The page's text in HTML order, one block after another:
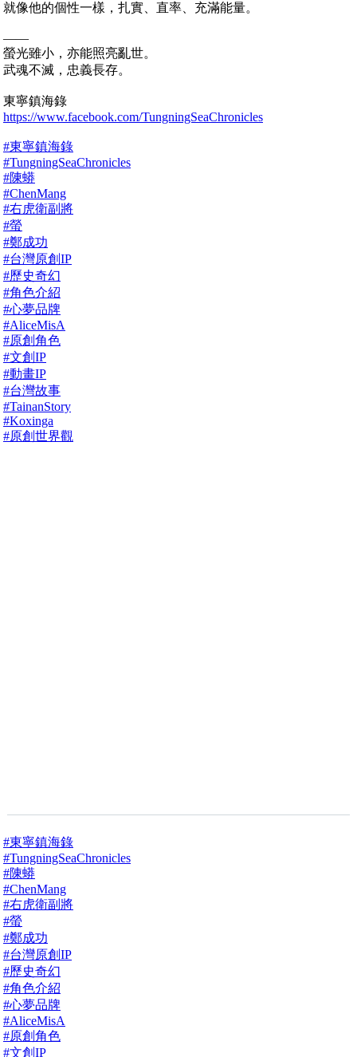
就像他的個性一樣，扎實、直率、充滿能量。
——
螢光雖小，亦能照亮亂世。
武魂不滅，忠義長存。
東寧鎮海錄
https://www.facebook.com/TungningSeaChronicles
#東寧鎮海錄
#TungningSeaChronicles
#陳蟒
#ChenMang
#右虎衛副將
#螢
#鄭成功
#台灣原創IP
#歷史奇幻
#角色介紹
#心夢品牌
#AliceMisA
#原創角色
#文創IP
#動畫IP
#台灣故事
#TainanStory
#Koxinga
#原創世界觀
#東寧鎮海錄
#TungningSeaChronicles
#陳蟒
#ChenMang
#右虎衛副將
#螢
#鄭成功
#台灣原創IP
#歷史奇幻
#角色介紹
#心夢品牌
#AliceMisA
#原創角色
#文創IP